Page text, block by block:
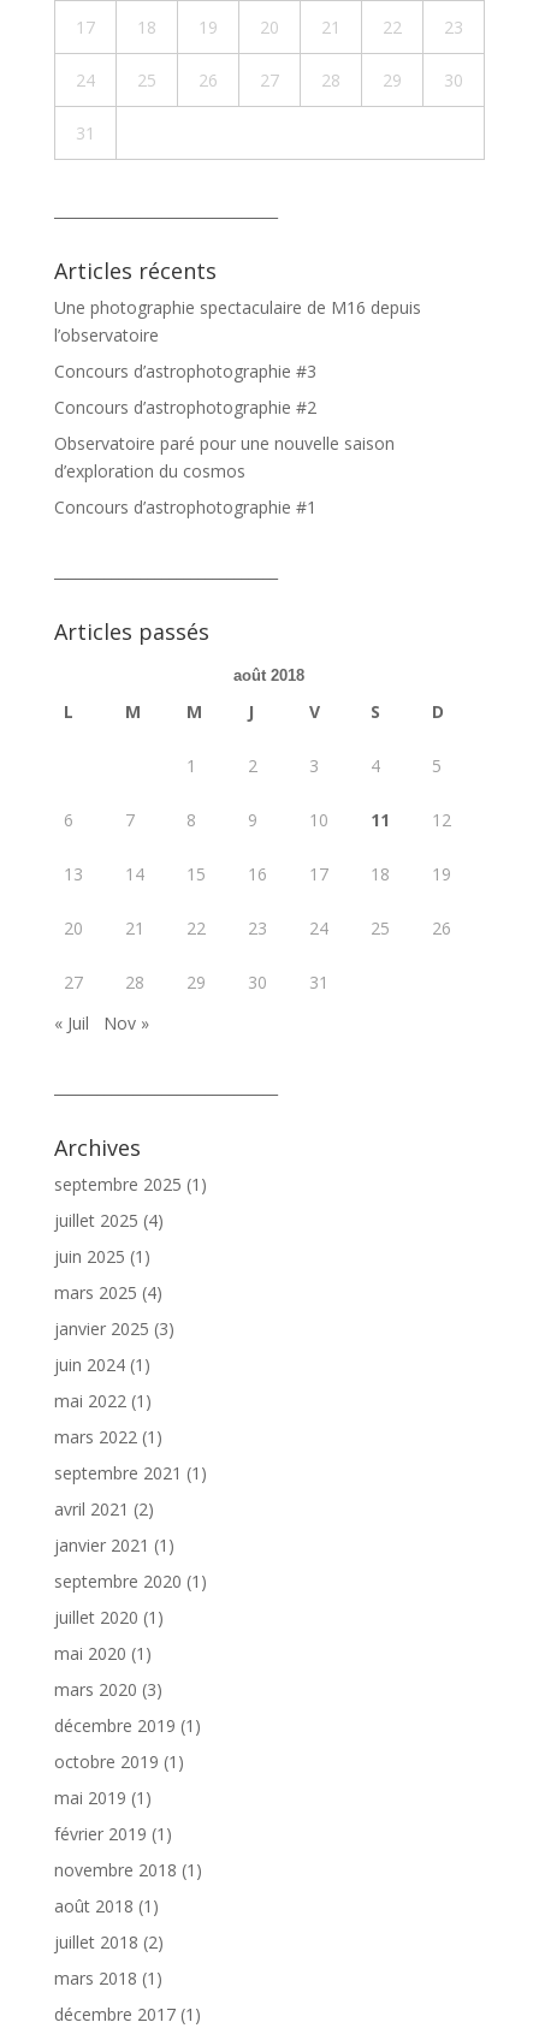
17 18 19 20 21 22 23
24 25 26 27 28 29 30
31
Articles récents
Une photographie spectaculaire de M16 depuis
l’observatoire
Concours d’astrophotographie #3
Concours d’astrophotographie #2
Observatoire paré pour une nouvelle saison
d’exploration du cosmos
Concours d’astrophotographie #1
Articles passés
août 2018
L M M J V S D
1 2 3 4 5
6 7 8 9 10 11 12
13 14 15 16 17 18 19
20 21 22 23 24 25 26
27 28 29 30
31
« Juil
Nov »
Archives
septembre 2025 (1)
juillet 2025 (4)
juin 2025 (1)
mars 2025 (4)
janvier 2025 (3)
juin 2024(1)
mai 2022 (1)
mars 2022 (1)
septembre 2021 (1)
avril 2021 (2)
janvier 2021 (1)
septembre 2020 (1)
juillet 2020 (1)
mai 2020 (1)
mars 2020 (3)
décembre 2019 (1)
octobre 2019 (1)
mai 2019 (1)
février 2019 (1)
novembre 2018 (1)
août 2018 (1)
juillet 2018 (2)
mars 2018 (1)
décembre 2017(1)